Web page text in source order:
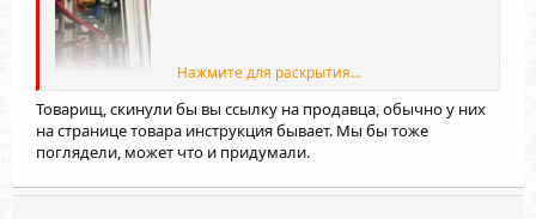
подключил все как положено,
Нажмите для раскрытия...
Товарищ, скинули бы вы ссылку на продавца, обычно у них
на странице товара инструкция бывает. Мы бы тоже
поглядели, может что и придумали.